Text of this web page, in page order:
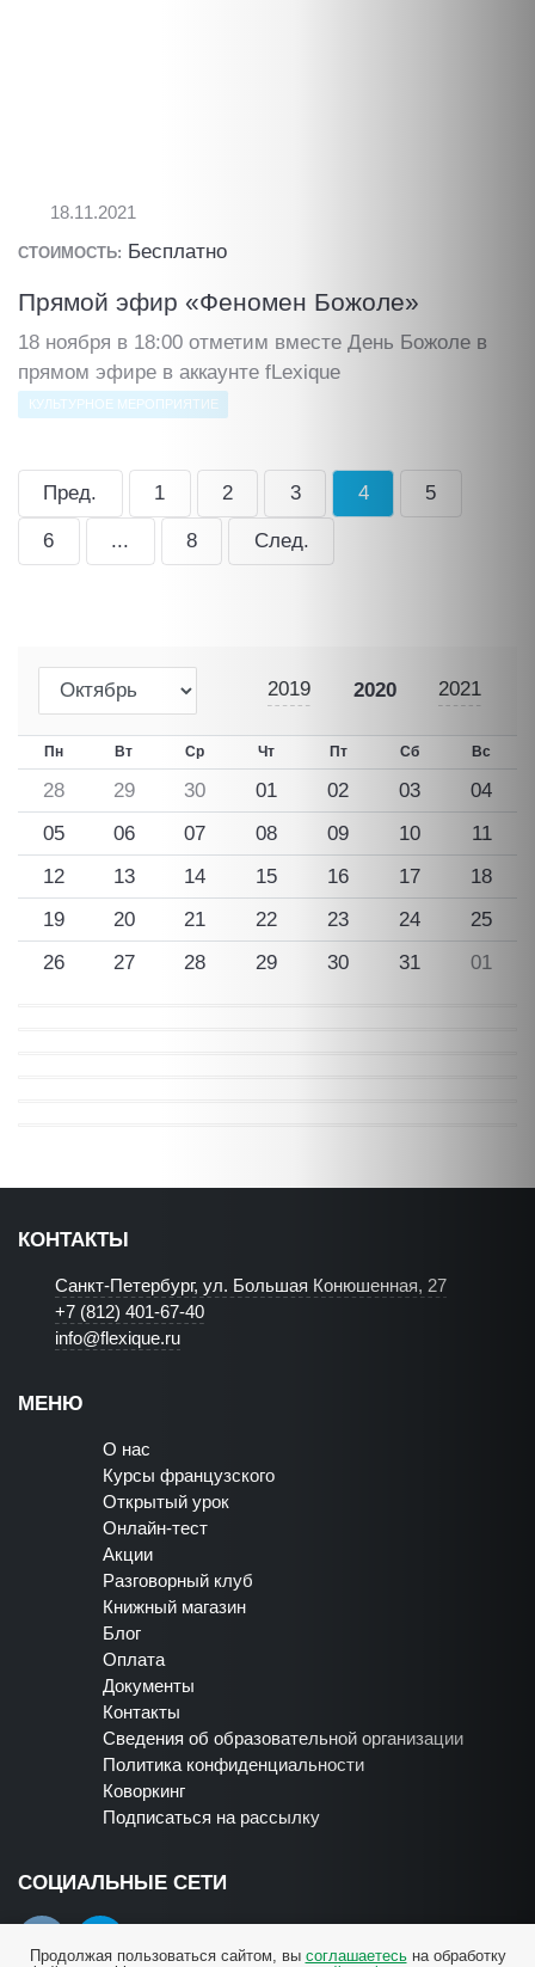
2019 2020 2021
Пн Вт Ср Чт Пт Сб Вс
28 29 30 01 02 03
04
05
06 07 08 09 10
11
12
13 14 15 16 17
18
19
20 21 22 23 24
25
26
27 28 29 30 31 01
18.11.2021
СТОИМОСТЬ: Бесплатно
Прямой эфир «Феномен Божоле»
18 ноября в 18:00 отметим вместе День Божоле в
прямом эфире в аккаунте fLexique
КУЛЬТУРНОЕ МЕРОПРИЯТИЕ
Пред. 1 2 3 4 5
6 ... 8 След.
КОНТАКТЫ
Санкт-Петербург, ул. Большая Конюшенная, 27
+7 (812) 401-67-40
info@flexique.ru
МЕНЮ
О нас
Курсы французского
Открытый урок
Онлайн-тест
Акции
Разговорный клуб
Книжный магазин
Блог
Оплата
Документы
Контакты
Сведения об образовательной организации
Политика конфиденциальности
Коворкинг
Подписаться на рассылку
СОЦИАЛЬНЫЕ СЕТИ
Продолжая пользоваться сайтом, вы соглашаетесьна обработку